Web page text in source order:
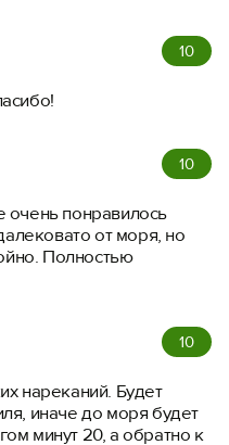
10
10
понравилось
от моря, но
Полностью
10
нареканий. Будет
иначе до моря будет
минут 20, а обратно к